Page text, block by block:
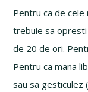
Pentru ca de cele
trebuie sa
de 20 de ori.
Pentru ca mana
sau sa gesticulez